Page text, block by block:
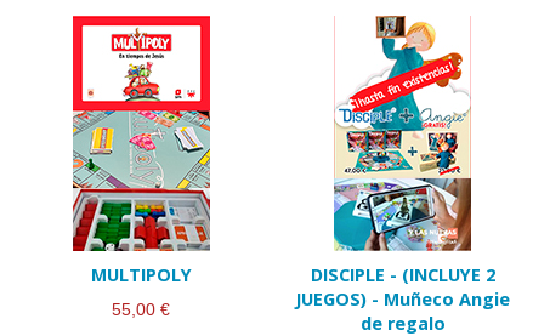
MULTIPOLY
55,00 €
DISCIPLE - (INCLUYE 2
JUEGOS) - Muñeco Angie
de regalo